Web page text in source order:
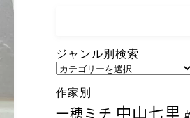
ジャンル別検索
ジ
ャ
作家別
一穂ミチ 中山七里